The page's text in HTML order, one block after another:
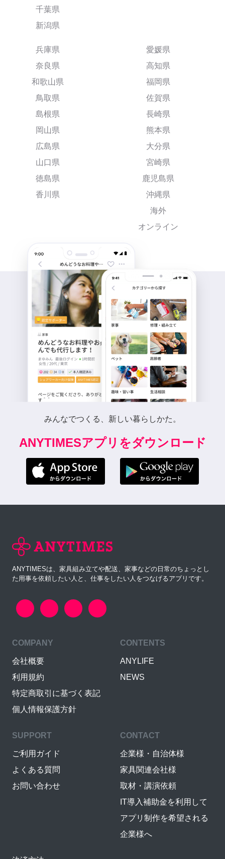
千葉県
新潟県
兵庫県
奈良県
和歌山県
鳥取県
島根県
岡山県
広島県
山口県
徳島県
香川県
愛媛県
高知県
福岡県
佐賀県
長崎県
熊本県
大分県
宮崎県
鹿児島県
沖縄県
海外
オンライン
みんなでつくる、新しい暮らしかた。
ANYTIMESアプリをダウンロード
ANYTIMESは、家具組み立てや配送、家事などの日常のちょっとし
た用事を依頼したい人と、仕事をしたい人をつなげるアプリです。
COMPANY
会社概要
利用規約
特定商取引に基づく表記
個人情報保護方針
CONTENTS
ANYLIFE
NEWS
SUPPORT
ご利用ガイド
よくある質問
お問い合わせ
CONTACT
企業様・自治体様
家具関連会社様
取材・講演依頼
IT導入補助金を利用して
アプリ制作を希望される
企業様へ